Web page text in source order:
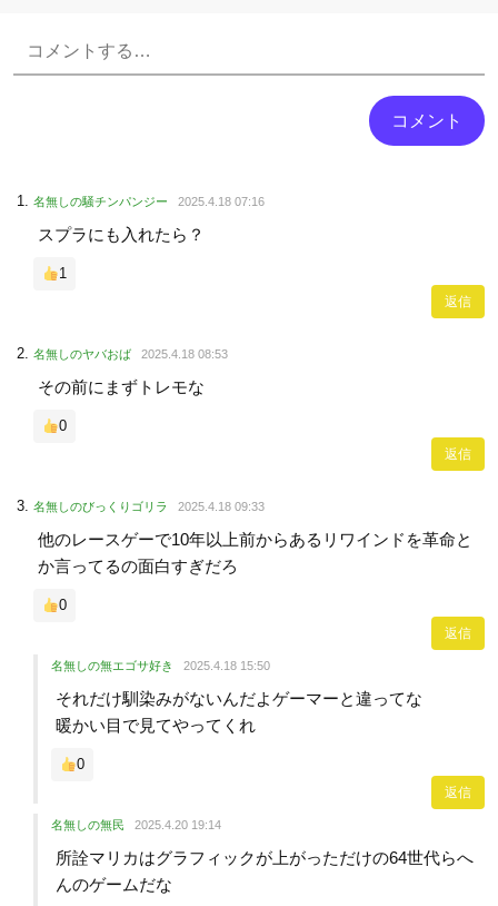
名無しの騒チンパンジー 2025.4.18 07:16
スプラにも入れたら？
1
返信
名無しのヤバおば 2025.4.18 08:53
その前にまずトレモな
0
返信
名無しのびっくりゴリラ 2025.4.18 09:33
他のレースゲーで10年以上前からあるリワインドを革命と
か言ってるの面白すぎだろ
0
返信
名無しの無エゴサ好き 2025.4.18 15:50
それだけ馴染みがないんだよゲーマーと違ってな
暖かい目で見てやってくれ
0
返信
名無しの無民 2025.4.20 19:14
所詮マリカはグラフィックが上がっただけの64世代らへ
んのゲームだな